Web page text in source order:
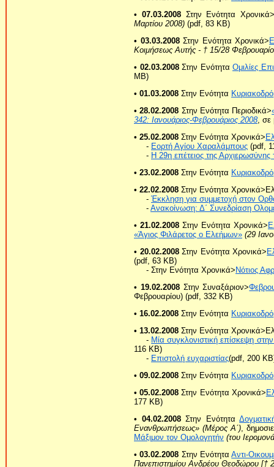
• 07.03.2008Στην Ενότητα
Μαρτίου 2008) (pdf, 83 KB)
• 03.03.2008Στην Ενότητα Χρονικά>
Κοιμήσεως Αυτής - † 15/28
• 02.03.2008Στην Ενότητα Ομιλίες
MB)
• 01.03.2008 Στην Ενότητα
• 28.02.2008 Στην Ενότητα Περιοδικά>
342: Ιανουάριος-Φεβρουάριος 2008, σε
• 25.02.2008 Στην Ενότητα Χρονικά>
- Εορτή Αγίου Χαραλάμπους (pdf,
- Η 29η επέτειος της
• 23.02.2008 Στην Ενότητα
• 22.02.2008 Στην Ενότητα
- Έκκληση για συμμετοχή στον
- Ανακοίνωση: Δ΄ Συνεδρίαση
• 21.02.2008 Στην Ενότητα Χρονικά>
«Άγιος Φιλάρετος ο Ελεήμων» (29
• 20.02.2008Στην Ενότητα Χρονικά>
(pdf, 63 KB)
- Στην Ενότητα Χρονικά>Νότιος
• 19.02.2008Στην Συναξάριον>
Φεβρουαρίου) (pdf, 332 KB)
• 16.02.2008 Στην Ενότητα
• 13.02.2008 Στην Ενότητα
- Μία συγκλονιστική επίσκεψη
116 KB)
- Επιστολή ευχαριστίας(pdf, 200
• 09.02.2008 Στην Ενότητα
• 05.02.2008 Στην Ενότητα Χρονικά>
177 KB)
• 04.02.2008Στην Ενότητα
Ενανθρωπήσεως» (Μέρος A΄),
Μάξιμον τον Ομολογητήν (του
• 03.02.2008 Στην ΕνότηταΑντι-
Πανεπιστημίου Ανδρέου Θεοδώρου [†